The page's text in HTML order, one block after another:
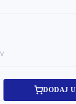
DODAJ